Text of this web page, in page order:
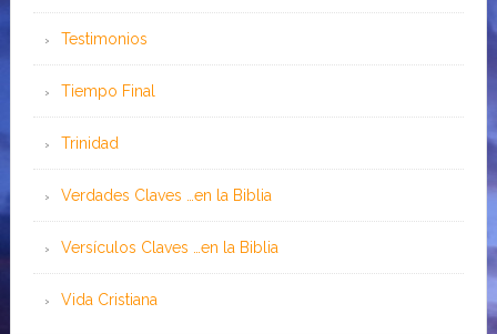
Testimonios
Tiempo Final
Trinidad
Verdades Claves …en la Biblia
Versículos Claves …en la Biblia
Vida Cristiana